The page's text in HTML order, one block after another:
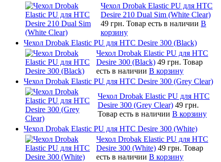
Чехол Drobak Elastic PU для HTC
Desire 210 Dual Sim (White Clear)
49 грн. Товар есть в наличии В
корзину
Чехол Drobak Elastic PU для HTC Desire 300 (Black)
Чехол Drobak Elastic PU для HTC
Desire 300 (Black) 49 грн. Товар
есть в наличии В корзину
Чехол Drobak Elastic PU для HTC Desire 300 (Grey Clear)
Чехол Drobak Elastic PU для HTC
Desire 300 (Grey Clear) 49 грн.
Товар есть в наличии В корзину
Чехол Drobak Elastic PU для HTC Desire 300 (White)
Чехол Drobak Elastic PU для HTC
Desire 300 (White) 49 грн. Товар
есть в наличии В корзину